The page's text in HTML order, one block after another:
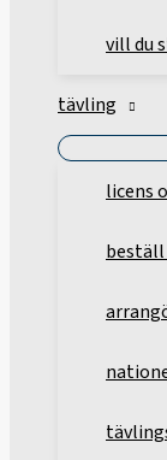
vill du
tävling
licens
beställ